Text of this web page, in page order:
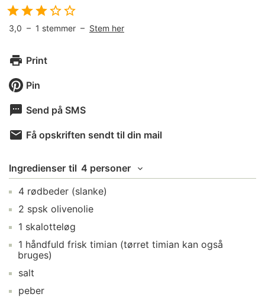
3,0 – 1 stemmer – Stem her
Print
Pin
Send på SMS
Få opskriften sendt til din mail
Ingredienser til 4 personer
4 rødbeder (slanke)
2 spsk olivenolie
1 skalotteløg
1 håndfuld frisk timian (tørret timian kan også
bruges)
salt
peber